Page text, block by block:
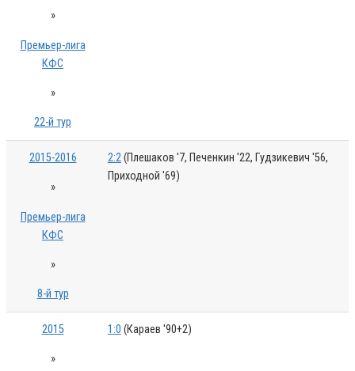
»
Премьер-лига
КФС
»
22-й тур
2015-2016
»
Премьер-лига
КФС
»
8-й тур
2:2(Плешаков '7, Печенкин '22, Гудзикевич '56,
Приходной '69)
2015
»
1:0 (Караев '90+2)